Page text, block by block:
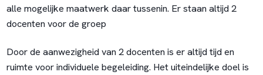
alle mogelijke maatwerk daar tussenin. Er staan altijd 2
docenten voor de groep
Door de aanwezigheid van 2 docenten is er altijd tijd en
ruimte voor individuele begeleiding. Het uiteindelijke doel is